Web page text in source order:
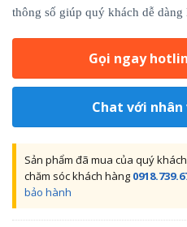
thông số giúp quý khách dễ dàng
Gọi ngay
Chat với nhân
Sản phẩm đã mua của quý
chăm sóc khách hàng
bảo hành